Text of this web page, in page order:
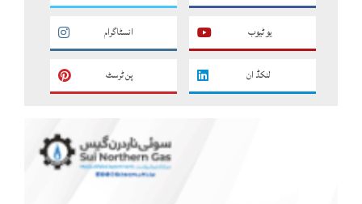
یو ٹیوب انسٹاگرام
لنکڈ ان پن ٹرسٹ